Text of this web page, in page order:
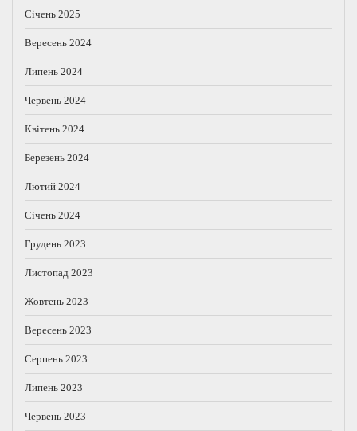
Січень 2025
Вересень 2024
Липень 2024
Червень 2024
Квітень 2024
Березень 2024
Лютий 2024
Січень 2024
Грудень 2023
Листопад 2023
Жовтень 2023
Вересень 2023
Серпень 2023
Липень 2023
Червень 2023